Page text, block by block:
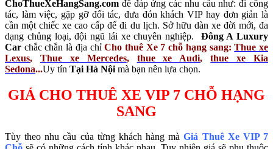
ChoThueXeHangSang.com để đáp ứng các nhu cầu như: đi công
tác, làm việc, gặp gỡ đối tác, đưa đón khách VIP hay đơn giản là
cần một chiếc xe cao cấp để đi du lịch. Sở hữu dàn xe đời mới, đa
dạng chủng loại, đội ngũ lái xe chuyên nghiệp. Đông A Luxury
Car chắc chắn là địa chỉCho thuê Xe 7 chỗ hạng sang:Thue xe
Lexus, Thue xe Mercedes, thue xe Audi,thue xe Kia
Sedona...Uy tín Tại Hà Nội mà bạn nên lựa chọn.
GIÁ CHO THUÊ XE VIP 7 CHỖ HẠNG
SANG
Tùy theo nhu cầu của từng khách hàng màGiá Thuê Xe VIP 7